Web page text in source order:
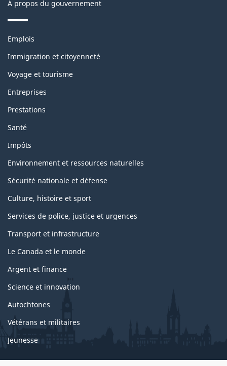
À propos du gouvernement
Thèmes
sujets
Emplois
Immigration et citoyenneté
Voyage et tourisme
Entreprises
Prestations
Santé
Impôts
Environnement et ressources naturelles
Sécurité nationale et défense
Culture, histoire et sport
Services de police, justice et urgences
Transport et infrastructure
Le Canada et le monde
Argent et finance
Science et innovation
Autochtones
Vétérans et militaires
Jeunesse